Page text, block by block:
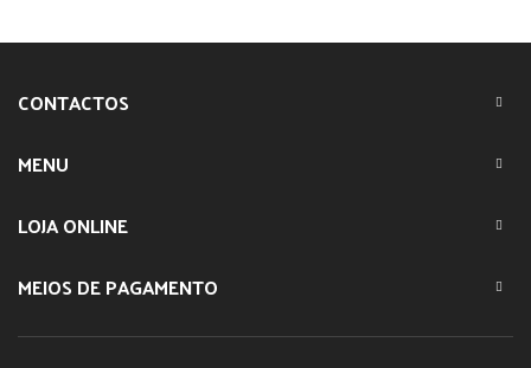
CONTACTOS
MENU
LOJA ONLINE
MEIOS DE PAGAMENTO